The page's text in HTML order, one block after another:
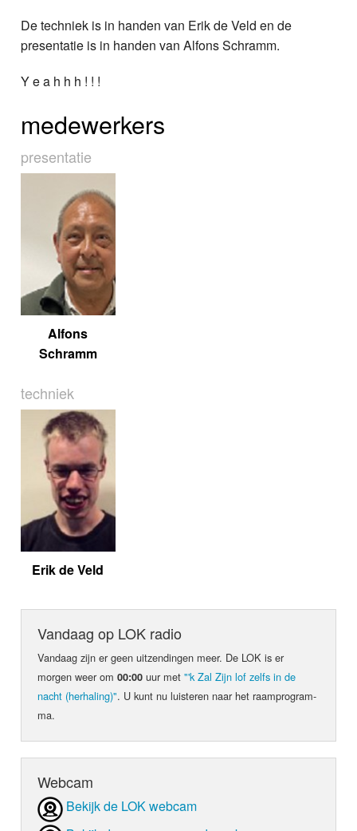
De techniek is in handen van Erik de Veld en de
presentatie is in handen van Alfons Schramm.
Y e a h h h ! ! !
medewerkers
presentatie
Alfons
Schramm
techniek
Erik de Veld
Vandaag op LOK radio
Vandaag zijn er geen uit­zen­din­gen meer. De LOK is er
morgen weer om00:00 uur met"'k Zal Zijn lof zelfs in de
nacht (herhaling)". U kunt nu luis­teren naar het raam­pro­gram­
ma.
Webcam
Bekijk de LOK webcam